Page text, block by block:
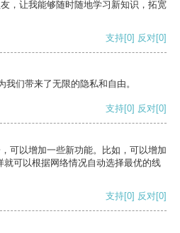
，让我能够随时随地学习新知识，拓宽
支持[0] 反对[0]
们带来了无限的隐私和自由。
支持[0] 反对[0]
可以增加一些新功能。比如，可以增加
可以根据网络情况自动选择最优的线
支持[0] 反对[0]